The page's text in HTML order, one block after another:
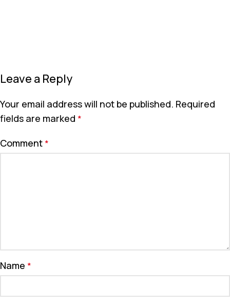
Leave a Reply
Your email address will not be published. Required
fields are marked *
Comment *
Name *